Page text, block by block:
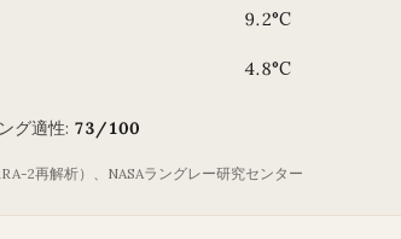
9.2°C
4.8°C
グ適性: 73/100
2再解析）、NASAラングレー研究センター